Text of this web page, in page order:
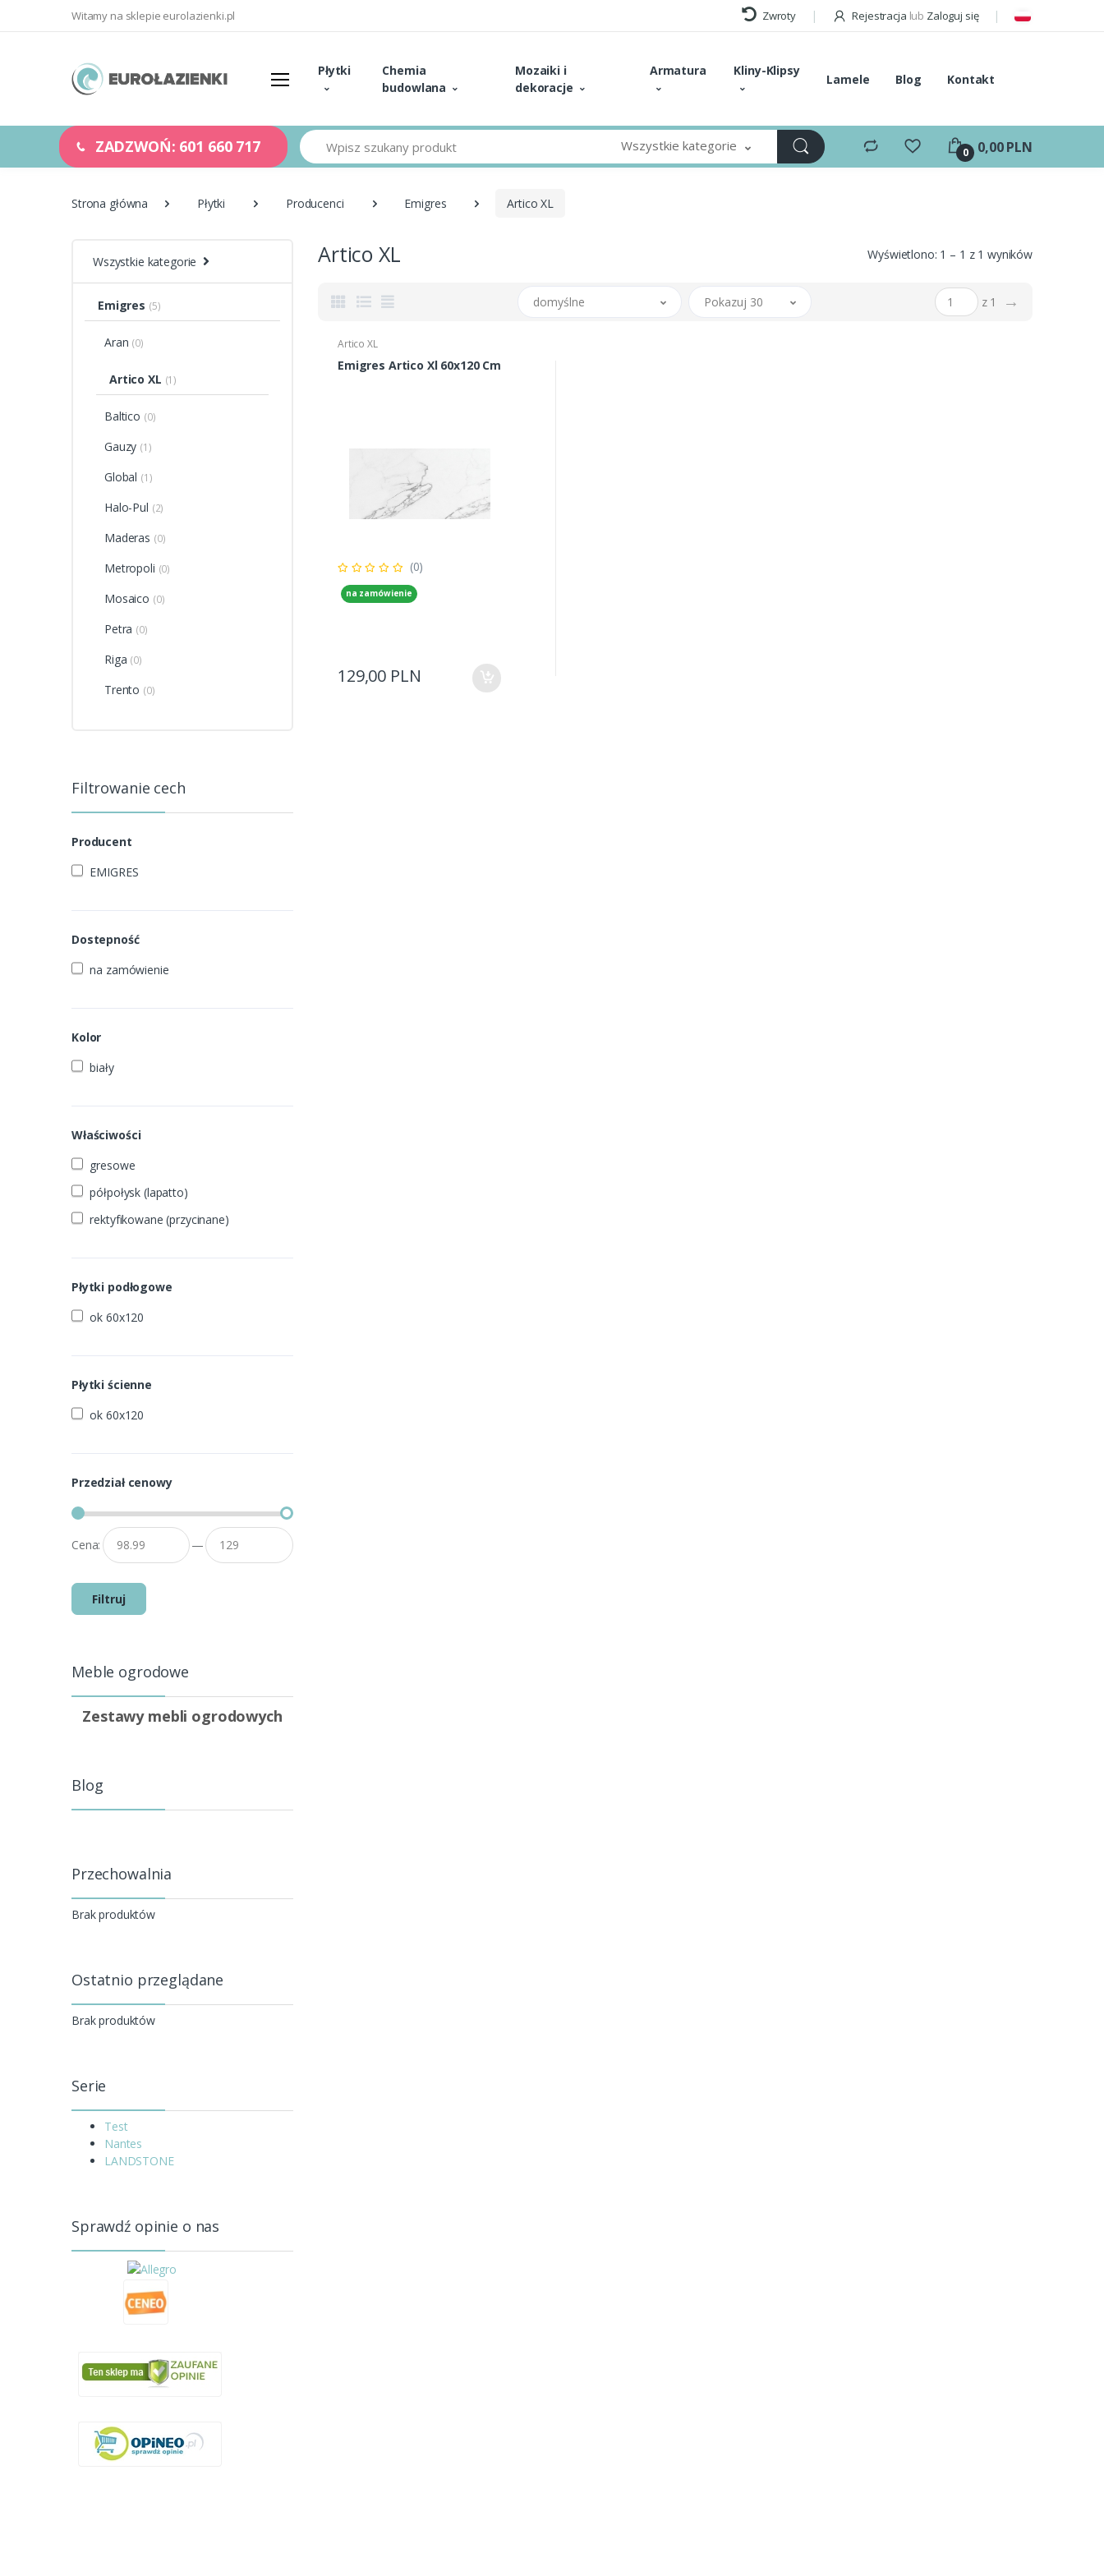
Witamy na sklepie eurolazienki.pl Zwroty Rejestracja lub Zaloguj się
Płytki
Chemia
budowlana
Mozaiki i
dekoracje
Armatura Kliny-Klipsy
Lamele Blog Kontakt
ZADZWOŃ: 601 660 717 Szukaj Wszystkie kategorie 0 0,00 PLN
Strona główna Płytki Producenci Emigres Artico XL
Wszystkie kategorie
Emigres (5)
Aran (0)
Artico XL (1)
Baltico (0)
Gauzy (1)
Global (1)
Halo-Pul (2)
Maderas (0)
Metropoli (0)
Mosaico (0)
Petra (0)
Riga (0)
Trento (0)
Filtrowanie cech
Producent
EMIGRES
Dostepność
na zamówienie
Kolor
biały
Właściwości
gresowe
półpołysk (lapatto)
rektyfikowane (przycinane)
Płytki podłogowe
ok 60x120
Płytki ścienne
ok 60x120
Przedział cenowy
Cena: —
Filtruj
Meble ogrodowe
Zestawy mebli ogrodowych
Blog
Przechowalnia
Brak produktów
Ostatnio przeglądane
Brak produktów
Serie
Test
Nantes
LANDSTONE
Sprawdź opinie o nas
Artico XL Wyświetlono: 1 – 1 z 1 wyników
domyślne Pokazuj 30 z 1 →
Artico XL
Emigres Artico Xl 60x120 Cm
(0)
na zamówienie
129,00 PLN